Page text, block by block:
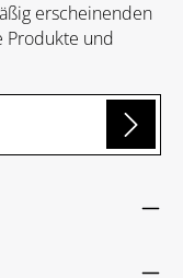
erscheinenden
Produkte und
Felder sind